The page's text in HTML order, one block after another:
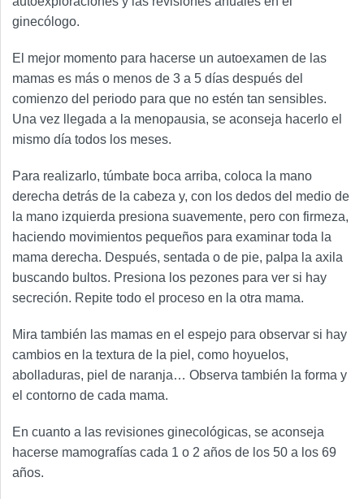
ginecólogo.
El mejor momento para hacerse un autoexamen de las
mamas es más o menos de 3 a 5 días después del
comienzo del periodo para que no estén tan sensibles.
Una vez llegada a la menopausia, se aconseja hacerlo el
mismo día todos los meses.
Para realizarlo, túmbate boca arriba, coloca la mano
derecha detrás de la cabeza y, con los dedos del medio de
la mano izquierda presiona suavemente, pero con firmeza,
haciendo movimientos pequeños para examinar toda la
mama derecha. Después, sentada o de pie, palpa la axila
buscando bultos. Presiona los pezones para ver si hay
secreción. Repite todo el proceso en la otra mama.
Mira también las mamas en el espejo para observar si hay
cambios en la textura de la piel, como hoyuelos,
abolladuras, piel de naranja… Observa también la forma y
el contorno de cada mama.
En cuanto a las revisiones ginecológicas, se aconseja
hacerse mamografías cada 1 o 2 años de los 50 a los 69
años.